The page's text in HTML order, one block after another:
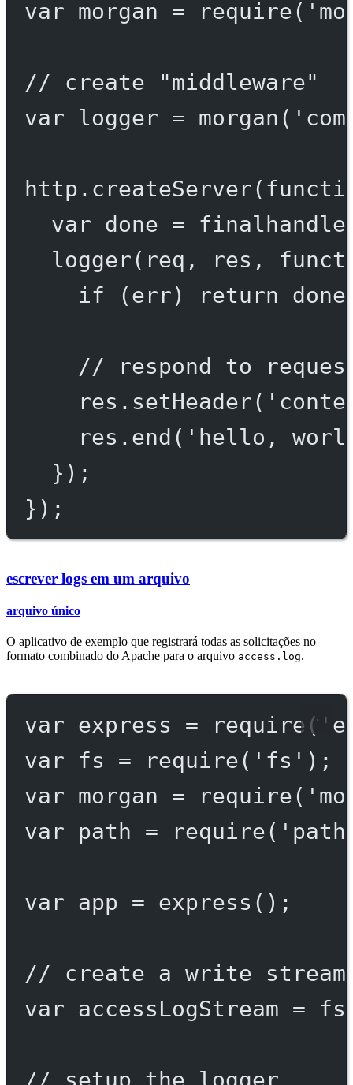
var morgan = require(
// create "middleware"
var logger = morgan (
http. createServer(
var done =
logger(req, res,
if (err) return done
// respond to
res. setHeader(
res. end ( 'hello,
});
});
escrever logs em um arquivo
arquivo único
O aplicativo de exemplo que registrará todas as solicitações no
formato combinado do Apache para o arquivo access.log.
var express = require (
var fs = require( 'fs' );
var morgan = require(
var path = require(
var app = express ();
// create a write stream
var accessLogStream =
// setup the logger